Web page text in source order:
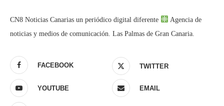
CN8 Noticias Canarias un periódico digital diferente
Agencia de
noticias y medios de comunicación. Las Palmas de Gran Canaria.
FACEBOOK TWITTER
YOUTUBE EMAIL